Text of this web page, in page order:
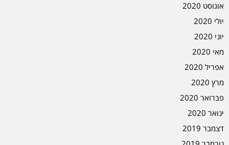
אוגוסט 2020
יולי 2020
יוני 2020
מאי 2020
אפריל 2020
מרץ 2020
פברואר 2020
ינואר 2020
דצמבר 2019